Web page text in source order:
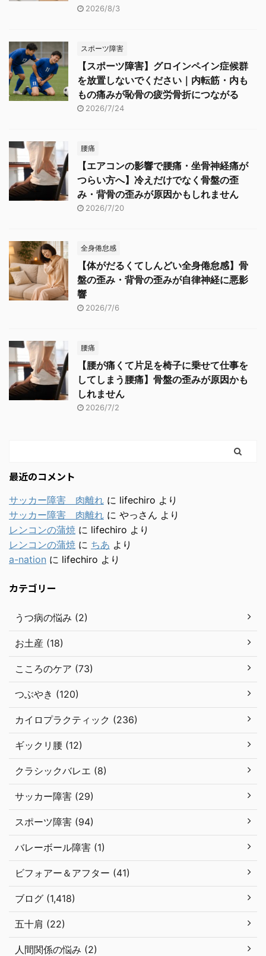
2026/8/3
スポーツ障害
【スポーツ障害】グロインペイン症候群
を放置しないでください｜内転筋・内も
もの痛みが恥骨の疲労骨折につながる
2026/7/24
腰痛
【エアコンの影響で腰痛・坐骨神経痛が
つらい方へ】冷えだけでなく骨盤の歪
み・背骨の歪みが原因かもしれません
2026/7/20
全身倦怠感
【体がだるくてしんどい全身倦怠感】骨
盤の歪み・背骨の歪みが自律神経に悪影
響
2026/7/6
腰痛
【腰が痛くて片足を椅子に乗せて仕事を
してしまう腰痛】骨盤の歪みが原因かも
しれません
2026/7/2
最近のコメント
サッカー障害 肉離れ に lifechiro より
サッカー障害 肉離れ に やっさん より
レンコンの蒲焼 に lifechiro より
レンコンの蒲焼 に ちあ より
a-nation に lifechiro より
カテゴリー
うつ病の悩み (2)
お土産 (18)
こころのケア (73)
つぶやき (120)
カイロプラクティック (236)
ギックリ腰 (12)
クラシックバレエ (8)
サッカー障害 (29)
スポーツ障害 (94)
バレーボール障害 (1)
ビフォアー＆アフター (41)
ブログ (1,418)
五十肩 (22)
人間関係の悩み (2)